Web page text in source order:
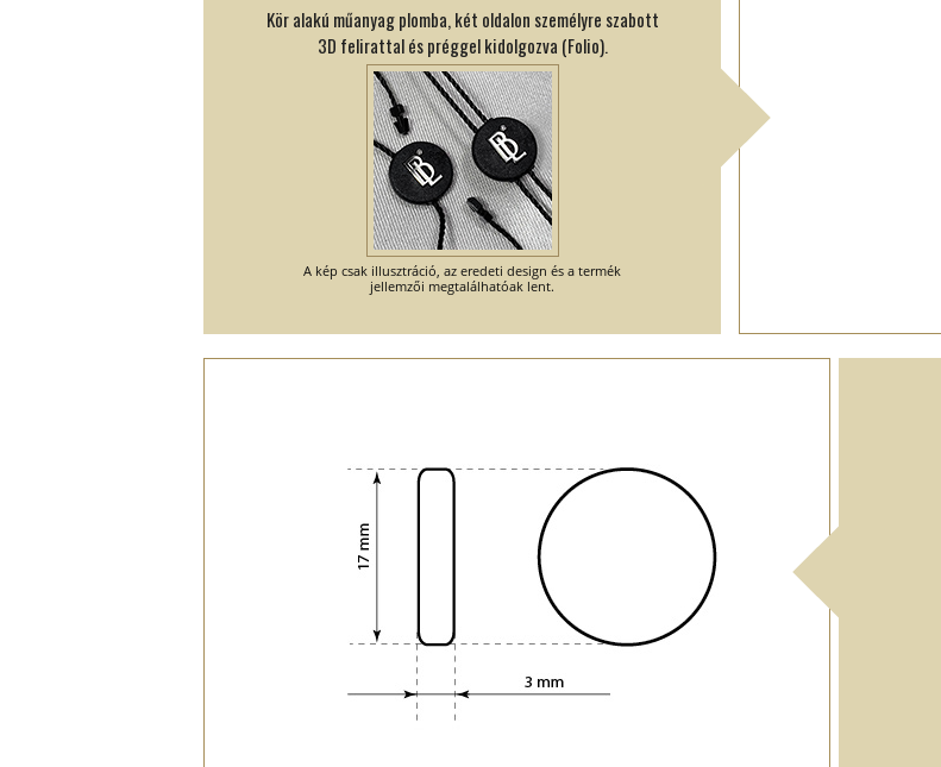
Kör alakú műanyag plomba, két oldalon személyre szabott
3D felirattal és préggel kidolgozva (Folio).
A kép csak illusztráció, az eredeti design és a termék
jellemzői megtalálhatóak lent.